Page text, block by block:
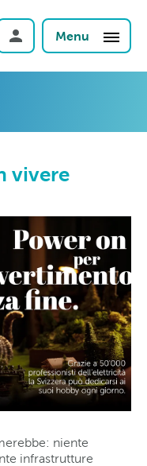
Menu
vivere
niente
infrastrutture